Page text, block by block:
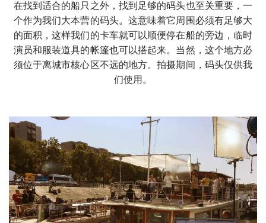
在找到适合的船只之外，找到足够的码头也至关重要，一
个作为我们大本营的码头。这意味着它周围必须有足够大
的面积，这样我们的卡车就可以顺便停在船的旁边，临时
演员和服装道具的帐篷也可以搭起来。当然，这个地方必
须位于离城市核心区不远的地方。拍摄期间，码头仅供我
们使用。